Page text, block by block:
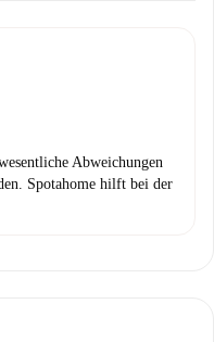
Abweichungen
Spotahome hilft bei der